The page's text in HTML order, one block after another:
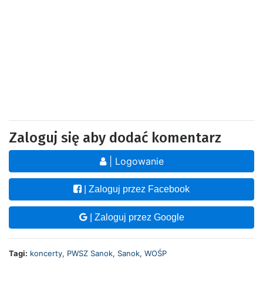
Zaloguj się aby dodać komentarz
| Logowanie
| Zaloguj przez Facebook
| Zaloguj przez Google
Tagi: koncerty, PWSZ Sanok, Sanok, WOŚP